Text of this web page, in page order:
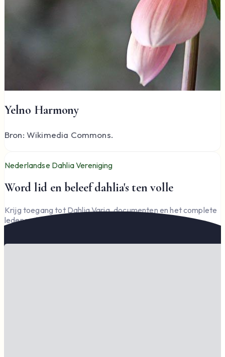
Yelno Harmony
Bron: Wikimedia Commons.
Nederlandse Dahlia Vereniging
Word lid en beleef dahlia's ten volle
Krijg toegang tot Dahlia Varia, documenten en het complete
ledengedeelte — en steun de vereniging.